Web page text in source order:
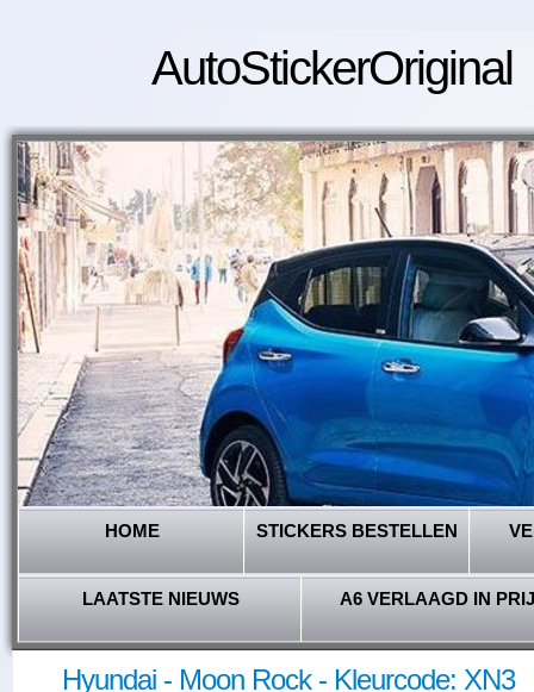
AutoStickerOriginal
HOME STICKERS BESTELLEN
LAATSTE NIEUWS A6 VERLAAGD IN
Hyundai - Moon Rock - Kleurcode: XN3